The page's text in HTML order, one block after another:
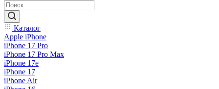
Каталог
Apple iPhone
iPhone 17 Pro
iPhone 17 Pro Max
iPhone 17e
iPhone 17
iPhone Air